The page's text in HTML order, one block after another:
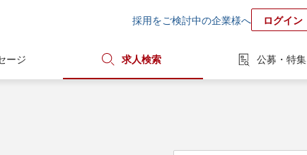
採用をご検討中の企業様へ ログイン
ージ 求人検索 公募・特集